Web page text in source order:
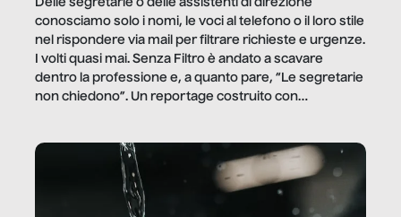
conosciamo solo i nomi, le voci al telefono o il loro stile
nel rispondere via mail per filtrare richieste e urgenze.
I volti quasi mai. Senza Filtro è andato a scavare
dentro la professione e, a quanto pare, “Le segretarie
non chiedono”. Un reportage costruito con